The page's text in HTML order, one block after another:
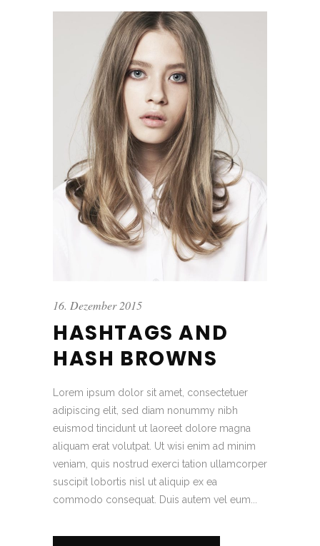
16. Dezember 2015
HASHTAGS AND
HASH BROWNS
Lorem ipsum dolor sit amet, consectetuer
adipiscing elit, sed diam nonummy nibh
euismod tincidunt ut laoreet dolore magna
aliquam erat volutpat. Ut wisi enim ad minim
veniam, quis nostrud exerci tation ullamcorper
suscipit lobortis nisl ut aliquip ex ea
commodo consequat. Duis autem vel eum...